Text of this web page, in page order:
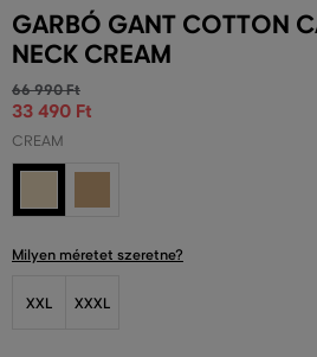
GARBÓ GANT COTTON
NECK CREAM
66 990 Ft
33 490 Ft
CREAM
Milyen méretet szeretne?
XXL XXXL